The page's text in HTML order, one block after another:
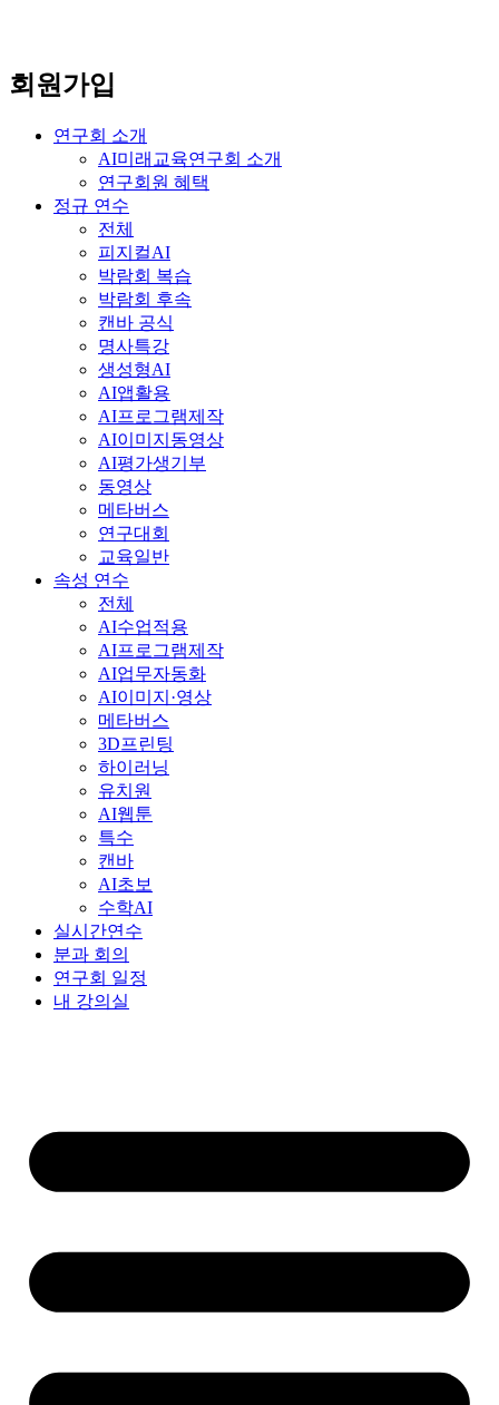
회원가입
연구회 소개
AI미래교육연구회 소개
연구회원 혜택
정규 연수
전체
피지컬AI
박람회 복습
박람회 후속
캔바 공식
명사특강
생성형AI
AI앱활용
AI프로그램제작
AI이미지동영상
AI평가생기부
동영상
메타버스
연구대회
교육일반
속성 연수
전체
AI수업적용
AI프로그램제작
AI업무자동화
AI이미지·영상
메타버스
3D프린팅
하이러닝
유치원
AI웹툰
특수
캔바
AI초보
수학AI
실시간연수
분과 회의
연구회 일정
내 강의실